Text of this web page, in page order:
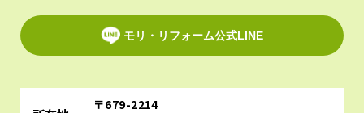
モリ・リフォーム公式LINE
〒679-2214